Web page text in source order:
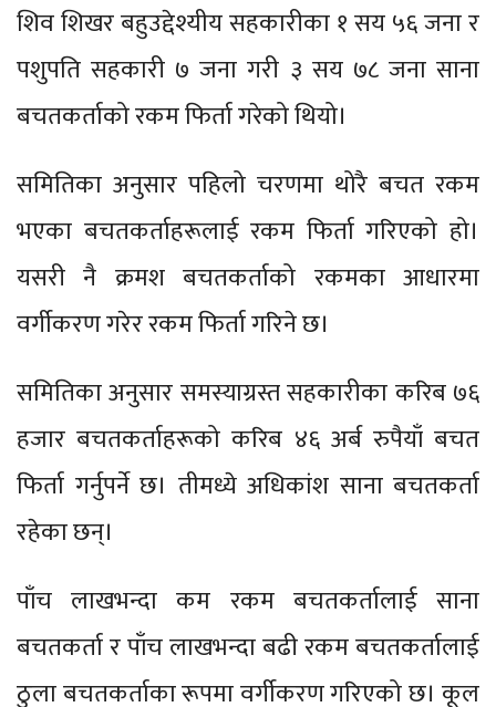
शिव शिखर बहुउद्देश्यीय सहकारीका १ सय ५६ जना र
पशुपति सहकारी ७ जना गरी ३ सय ७८ जना साना
बचतकर्ताको रकम फिर्ता गरेको थियो।
समितिका अनुसार पहिलो चरणमा थोरै बचत रकम
भएका बचतकर्ताहरूलाई रकम फिर्ता गरिएको हो।
यसरी नै क्रमश बचतकर्ताको रकमका आधारमा
वर्गीकरण गरेर रकम फिर्ता गरिने छ।
समितिका अनुसार समस्याग्रस्त सहकारीका करिब ७६
हजार बचतकर्ताहरूको करिब ४६ अर्ब रुपैयाँ बचत
फिर्ता गर्नुपर्ने छ। तीमध्ये अधिकांश साना बचतकर्ता
रहेका छन्।
पाँच लाखभन्दा कम रकम बचतकर्तालाई साना
बचतकर्ता र पाँच लाखभन्दा बढी रकम बचतकर्तालाई
ठुला बचतकर्ताका रूपमा वर्गीकरण गरिएको छ। कूल